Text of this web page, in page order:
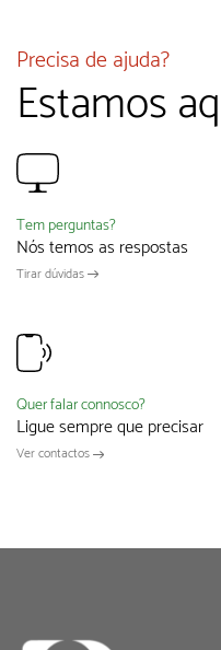
Precisa de ajuda?
Estamos
Tem perguntas?
Nós temos as respostas
Tirar dúvidas
Quer falar connosco?
Ligue sempre que precisar
Ver contactos